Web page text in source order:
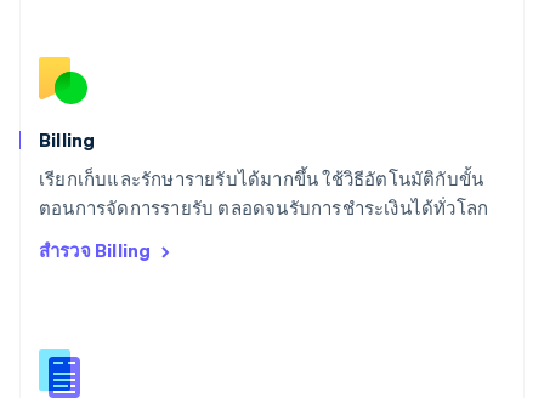
Billing
เรียกเก็บและรักษารายรับได้มากขึ้น ใช้วิธีอัตโนมัติกับขั้น
ตอนการจัดการรายรับ ตลอดจนรับการชำระเงินได้ทั่วโลก
สำรวจ Billing
สวิตเซอร์แลนด์
Deutsch
สวีเดน
Svenska
สหรัฐอเมริกา
EnglishEspañol简体中文
English
English
สิงคโปร์